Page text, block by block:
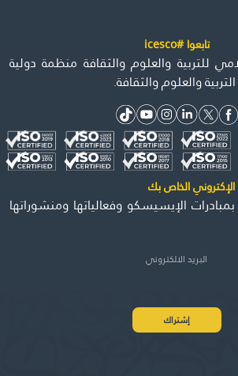
تابعوا #icesco
للتربية والعلوم والثقافة منظمة دولية
والعلوم والثقافة.
الخاص بك
الإيسيسكو وفعالياتها ومنشوراتها